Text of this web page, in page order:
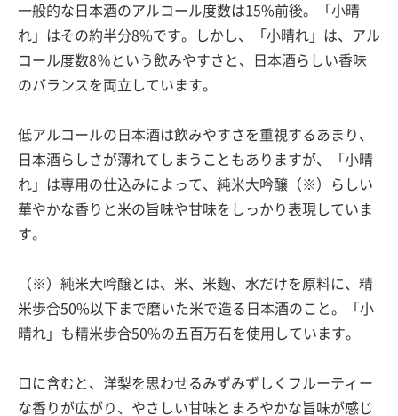
一般的な日本酒のアルコール度数は15%前後。「小晴
れ」はその約半分8%です。しかし、「小晴れ」は、アル
コール度数8％という飲みやすさと、日本酒らしい香味
のバランスを両立しています。
低アルコールの日本酒は飲みやすさを重視するあまり、
日本酒らしさが薄れてしまうこともありますが、「小晴
れ」は専用の仕込みによって、純米大吟醸（※）らしい
華やかな香りと米の旨味や甘味をしっかり表現していま
す。
（※）純米大吟醸とは、米、米麹、水だけを原料に、精
米歩合50%以下まで磨いた米で造る日本酒のこと。「小
晴れ」も精米歩合50%の五百万石を使用しています。
口に含むと、洋梨を思わせるみずみずしくフルーティー
な香りが広がり、やさしい甘味とまろやかな旨味が感じ